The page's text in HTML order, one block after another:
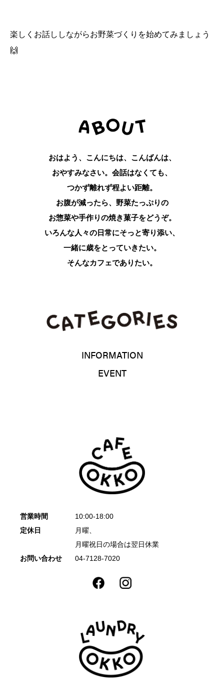
楽しくお話ししながらお野菜づくりを始めてみましょう
🙌
おはよう、こんにちは、こんばんは、
おやすみなさい。会話はなくても、
つかず離れず程よい距離。
お腹が減ったら、野菜たっぷりの
お惣菜や手作りの焼き菓子をどうぞ。
いろんな人々の日常にそっと寄り添い、
一緒に歳をとっていきたい。
そんなカフェでありたい。
INFORMATION
EVENT
営業時間
10:00-18:00
定休日
月曜、
月曜祝日の場合は翌日休業
お問い合わせ
04-7128-7020